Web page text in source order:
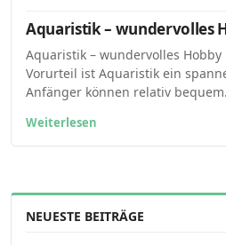
Aquaristik – wundervolles
Aquaristik – wundervolles
Vorurteil ist Aquaristik ein
Anfänger können relativ
Weiterlesen
NEUESTE BEITRÄGE